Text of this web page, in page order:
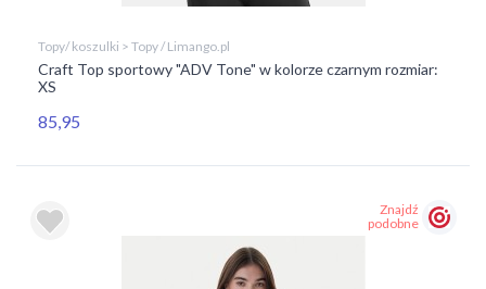
Topy/ koszulki > Topy / Limango.pl
Craft Top sportowy "ADV Tone" w kolorze czarnym rozmiar:
XS
85,95
Znajdź
podobne